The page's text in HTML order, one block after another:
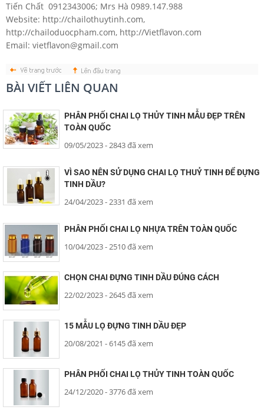
Tiến Chất 0912343006; Mrs Hà 0989.147.988
Website: http://chailothuytinh.com,
http://chailoduocpham.com, http://Vietflavon.com
Email: vietflavon@gmail.com
BÀI VIẾT LIÊN QUAN
PHÂN PHỐI CHAI LỌ THỦY TINH MẪU ĐẸP TRÊN
TOÀN QUỐC
09/05/2023- 2843 đã xem
VÌ SAO NÊN SỬ DỤNG CHAI LỌ THUỶ TINH ĐỂ ĐỰNG
TINH DẦU?
24/04/2023- 2331 đã xem
PHÂN PHỐI CHAI LỌ NHỰA TRÊN TOÀN QUỐC
10/04/2023- 2510 đã xem
CHỌN CHAI ĐỰNG TINH DẦU ĐÚNG CÁCH
22/02/2023- 2645 đã xem
15 MẪU LỌ ĐỰNG TINH DẦU ĐẸP
20/08/2021 - 6145 đã xem
PHÂN PHỐI CHAI LỌ THỦY TINH TOÀN QUỐC
24/12/2020- 3776 đã xem